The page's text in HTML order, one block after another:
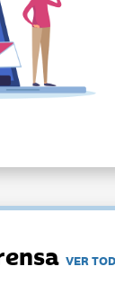
VER